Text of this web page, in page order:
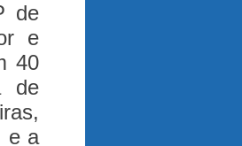
de
e
40
de
e a